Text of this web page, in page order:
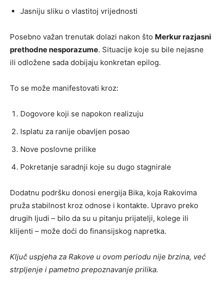
Jasniju sliku o vlastitoj vrijednosti
Posebno važan trenutak dolazi nakon što Merkur razjasni
prethodne nesporazume. Situacije koje su bile nejasne
ili odložene sada dobijaju konkretan epilog.
To se može manifestovati kroz:
Dogovore koji se napokon realizuju
Isplatu za ranije obavljen posao
Nove poslovne prilike
Pokretanje saradnji koje su dugo stagnirale
Dodatnu podršku donosi energija Bika, koja Rakovima
pruža stabilnost kroz odnose i kontakte. Upravo preko
drugih ljudi – bilo da su u pitanju prijatelji, kolege ili
klijenti – može doći do finansijskog napretka.
Ključ uspjeha za Rakove u ovom periodu nije brzina, već
strpljenje i pametno prepoznavanje prilika.